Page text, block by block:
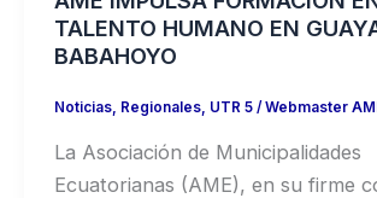
TALENTO HUMANO EN
BABAHOYO
Noticias, Regionales, UTR 5/ Webmaster
La Asociación de Municipalidades
Ecuatorianas (AME), en su firme